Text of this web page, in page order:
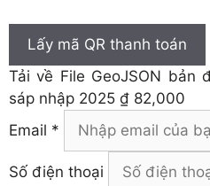
Lấy mã QR thanh toán
Tải về File GeoJSON bản
sáp nhập 2025 ₫ 82,000
Email *
Số điện thoại